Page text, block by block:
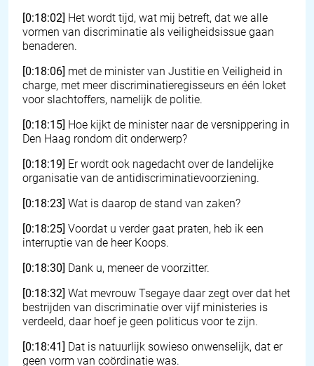
[0:18:02] Het wordt tijd, wat mij betreft, dat we alle
vormen van discriminatie als veiligheidsissue gaan
benaderen.
[0:18:06] met de minister van Justitie en Veiligheid in
charge, met meer discriminatieregisseurs en één loket
voor slachtoffers, namelijk de politie.
[0:18:15] Hoe kijkt de minister naar de versnippering in
Den Haag rondom dit onderwerp?
[0:18:19] Er wordt ook nagedacht over de landelijke
organisatie van de antidiscriminatievoorziening.
[0:18:23] Wat is daarop de stand van zaken?
[0:18:25] Voordat u verder gaat praten, heb ik een
interruptie van de heer Koops.
[0:18:30] Dank u, meneer de voorzitter.
[0:18:32] Wat mevrouw Tsegaye daar zegt over dat het
bestrijden van discriminatie over vijf ministeries is
verdeeld, daar hoef je geen politicus voor te zijn.
[0:18:41] Dat is natuurlijk sowieso onwenselijk, dat er
geen vorm van coördinatie was.